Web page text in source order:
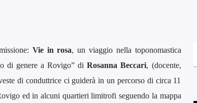
Vie in rosa, un viaggio nella toponomastica
di genere a Rovigo” diRosanna Beccari, (docente,
di conduttrice ci guiderà in un percorso di circa 11
ed in alcuni quartieri limitrofi seguendo la mappa